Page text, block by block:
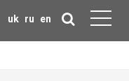
uk ru en